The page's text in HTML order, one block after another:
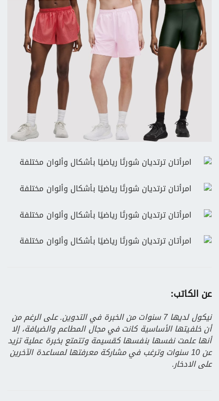
عن الكاتب:
نيكول لديها 7 سنوات من الخبرة في التدوين. على الرغم من
أن خلفيتها الأساسية كانت في مجال المطاعم والضيافة، إلا
أنها علمت نفسها بنفسها كقسيمة وتتمتع بخبرة عملية تزيد
عن 10 سنوات وترغب في مشاركة معرفتها لمساعدة الآخرين
على الادخار.